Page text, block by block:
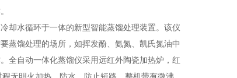
却水循环于一体的新型智能蒸馏处理装置。该仪
蒸馏处理的场所，如挥发酚、 氨氮、凯氏氮油中
全自动一体化蒸馏仪采用远红外陶瓷加热炉，红